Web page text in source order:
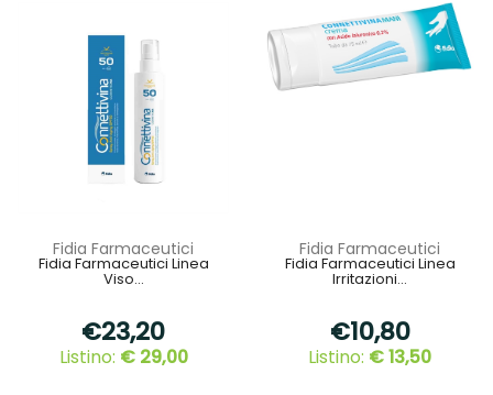
Fidia Farmaceutici
Fidia Farmaceutici Linea
Viso...
€23,20
Listino: € 29,00
Fidia Farmaceutici
Fidia Farmaceutici Linea
Irritazioni...
€10,80
Listino: € 13,50